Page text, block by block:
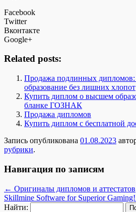
Facebook
Twitter
Вконтакте
Google+
Related posts:
Продажа подлинных дипломов:
образование без лишних хлопот
Купить диплом о высшем
бланке ГОЗНАК
Продажа дипломов
Купить диплом с бесплатной
Запись опубликована 01.08.2023
рубрики.
Навигация по записям
← Оригиналы дипломов и аттестатов
Skillmine Software for Superior Gaming!
Найти: